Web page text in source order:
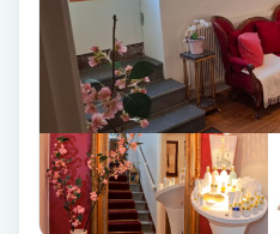
Slingor
Sockring
Spa manikyr & pedikyr